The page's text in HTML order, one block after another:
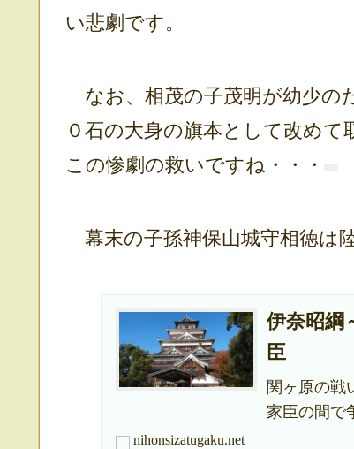
い悲劇です。
なお、相茂の子茂明が幼少の
０石の大身の旗本として改めて
この惨劇の救いですね・・・
幕末の子孫神保山城守相徳は
伊奈昭綱
臣
関ヶ原の戦
家臣の間で
nihonsizatugaku.net